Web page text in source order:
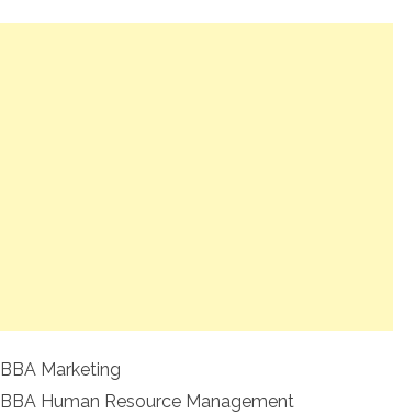
BBA Marketing
BBA Human Resource Management